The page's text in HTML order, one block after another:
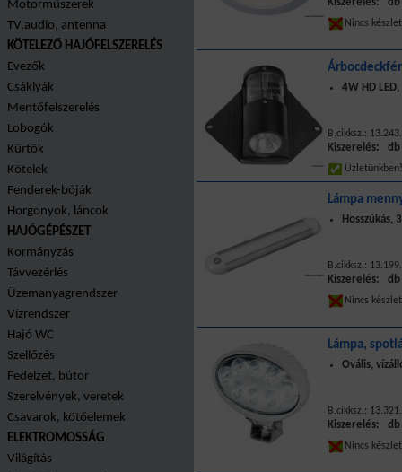
Motorműszerek
TV,audio, antenna
KÖTELEZŐ HAJÓFELSZERELÉS
Evezők
Csáklyák
Mentőfelszerelés
Lobogók
Kürtök
Kötelek
Fenderek-bóják
Horgonyok, láncok
HAJÓGÉPÉSZET
Kormányzás
Távvezérlés
Üzemanyagrendszer
Vízrendszer
Hajó WC
Szellőzés
Fedélzet, bútor
Szerelvények, veretek
Csavarok, kötőelemek
ELEKTROMOSSÁG
Világítás
Nincs
4W HD
B.cikksz.:
Kiszerelés: db
Lámpa
Hosszúkás,
B.cikksz.:
Kiszerelés: db
Nincs
Lámpa,
Ovális,
B.cikksz.:
Kiszerelés: db
Nincs